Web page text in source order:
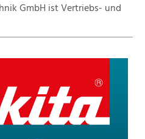
GmbH ist Vertriebs- und